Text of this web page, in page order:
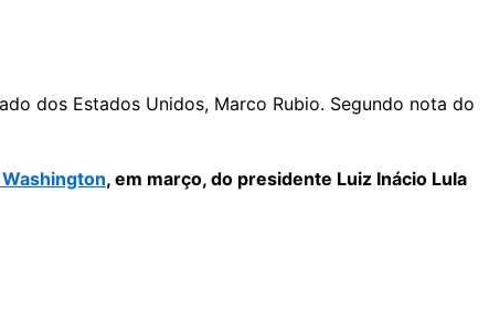
dos Estados Unidos, Marco Rubio. Segundo nota do
, em março, do presidente Luiz Inácio Lula